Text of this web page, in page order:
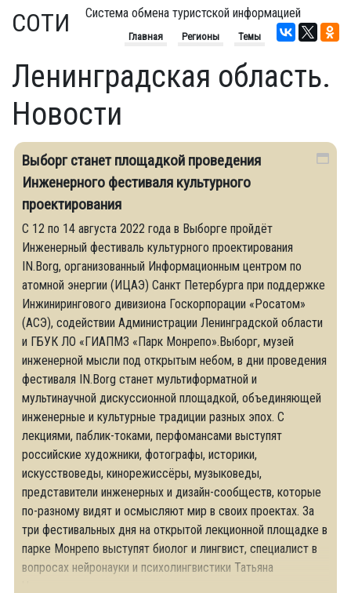
СОТИ Система обмена туристской информацией
Главная Регионы Темы
Ленинградская область.
Новости
Выборг станет площадкой проведения
Инженерного фестиваля культурного
проектирования
С 12 по 14 августа 2022 года в Выборге пройдёт
Инженерный фестиваль культурного проектирования
IN.Borg, организованный Информационным центром по
атомной энергии (ИЦАЭ) Санкт Петербурга при поддержке
Инжинирингового дивизиона Госкорпорации «Росатом»
(АСЭ), содействии Администрации Ленинградской области
и ГБУК ЛО «ГИАПМЗ «Парк Монрепо».Выборг, музей
инженерной мысли под открытым небом, в дни проведения
фестиваля IN.Borg станет мультиформатной и
мультинаучной дискуссионной площадкой, объединяющей
инженерные и культурные традиции разных эпох. С
лекциями, паблик-токами, перфомансами выступят
российские художники, фотографы, историки,
искусствоведы, кинорежиссёры, музыковеды,
представители инженерных и дизайн-сообществ, которые
по-разному видят и осмысляют мир в своих проектах. За
три фестивальных дня на открытой лекционной площадке в
парке Монрепо выступят биолог и лингвист, специалист в
вопросах нейронауки и психолингвистики Татьяна